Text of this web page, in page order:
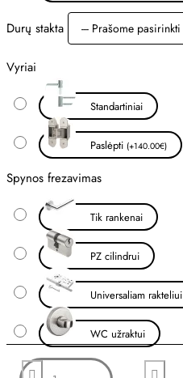
Durų stakta
Vyriai
Standartiniai
Paslėpti (+140.00€)
Spynos frezavimas
Tik rankenai
PZ cilindrui
Universaliam rakteliui
WC užraktui